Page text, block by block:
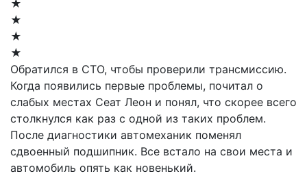
★
★
★
★
Обратился в СТО, чтобы проверили трансмиссию.
Когда появились первые проблемы, почитал о
слабых местах Сеат Леон и понял, что скорее всего
столкнулся как раз с одной из таких проблем.
После диагностики автомеханик поменял
сдвоенный подшипник. Все встало на свои места и
автомобиль опять как новенький.